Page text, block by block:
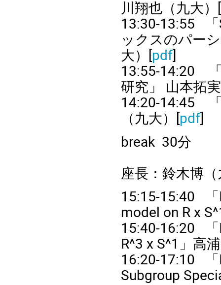
川翔也（九大）[
13:30-13:55
「
ックスのパー
大）[pdf]
13:55-14:20
研究」
山本拓
14:20-14:45
（九大）[pdf]
break 30分
座長：鈴木博
15:15-15:40
「
model on R x
15:40-16:20
「
R^3 x S^1 」 高
16:20-17:10
「
Subgroup